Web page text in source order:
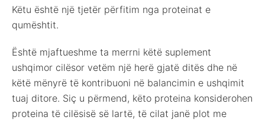
Këtu është një tjetër përfitim nga proteinat e
qumështit.
Është mjaftueshme ta merrni këtë suplement
ushqimor cilësor vetëm një herë gjatë ditës dhe në
këtë mënyrë të kontribuoni në balancimin e ushqimit
tuaj ditore. Siç u përmend, këto proteina konsiderohen
proteina të cilësisë së lartë, të cilat janë plot me